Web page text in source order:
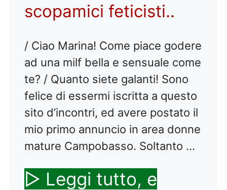
scopamici feticisti..
/ Ciao Marina! Come piace godere
ad una milf bella e sensuale come
te? / Quanto siete galanti! Sono
felice di essermi iscritta a questo
sito d’incontri, ed avere postato il
mio primo annuncio in area donne
mature Campobasso. Soltanto …
▷ Leggi tutto, e